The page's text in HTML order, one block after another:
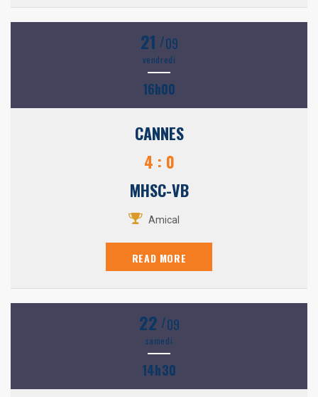
21 /09
vendredi
16h00
CANNES
4 : 0
MHSC-VB
Amical
READ MORE
22 /09
samedi
14h30